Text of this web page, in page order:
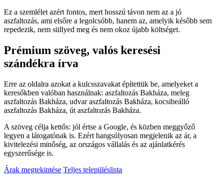
Ez a szemlélet azért fontos, mert hosszú távon nem az a jó
aszfaltozás, ami elsőre a legolcsóbb, hanem az, amelyik később sem
repedezik, nem süllyed meg és nem okoz újabb költséget.
Prémium szöveg, valós keresési
szándékra írva
Erre az oldalra azokat a kulcsszavakat építettük be, amelyeket a
keresőkben valóban használnak: aszfaltozás Bakháza, meleg
aszfaltozás Bakháza, udvar aszfaltozás Bakháza, kocsibeálló
aszfaltozás Bakháza, út aszfaltozás Bakháza.
A szöveg célja kettős: jól értse a Google, és közben meggyőző
legyen a látogatónak is. Ezért hangsúlyosan megjelenik az ár, a
kivitelezési minőség, az országos vállalás és az ajánlatkérés
egyszerűsége is.
Árak megtekintése Teljes településlista